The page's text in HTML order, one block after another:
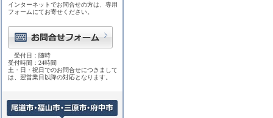
インターネットでお問合せの方は、専用
フォームにてお寄せください。
受付日：随時
受付時間：24時間
土・日・祝日でのお問合せにつきまして
は、翌営業日以降の対応となります。